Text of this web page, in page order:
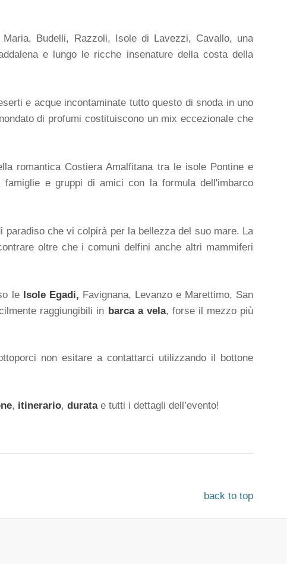
Budelli, Razzoli, Isole di Lavezzi, Cavallo, una
e lungo le ricche insenature della costa della
e acque incontaminate tutto questo di snoda in uno
di profumi costituiscono un mix eccezionale che
romantica Costiera Amalfitana tra le isole Pontine e
e gruppi di amici con la formula dell'imbarco
che vi colpirà per la bellezza del suo mare. La
oltre che i comuni delfini anche altri mammiferi
le Isole Egadi, Favignana, Levanzo e Marettimo, San
raggiungibili in barca a vela, forse il mezzo più
non esitare a contattarci utilizzando il bottone
, itinerario, duratae tutti i dettagli dell’evento!
back to top